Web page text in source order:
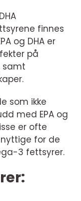
finnes
og DHA er
på
samt
som ikke
med EPA og
er ofte
for de
3 fettsyrer.